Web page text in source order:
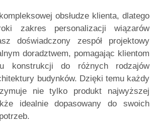
obsłudze klienta, dlatego
zakres personalizacji wiązarów
doświadczony zespół projektowy
doradztwem, pomagając klientom
konstrukcji do różnych rodzajów
budynków. Dzięki temu każdy
nie tylko produkt najwyższej
idealnie dopasowany do swoich